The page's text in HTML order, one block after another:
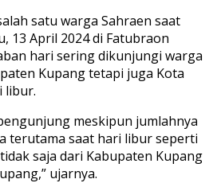
satu warga Sahraen saat
13 April 2024 di Fatubraon
hari sering dikunjungi warga
Kupang tetapi juga Kota
libur.
meskipun jumlahnya
terutama saat hari libur seperti
saja dari Kabupaten Kupang
ujarnya.